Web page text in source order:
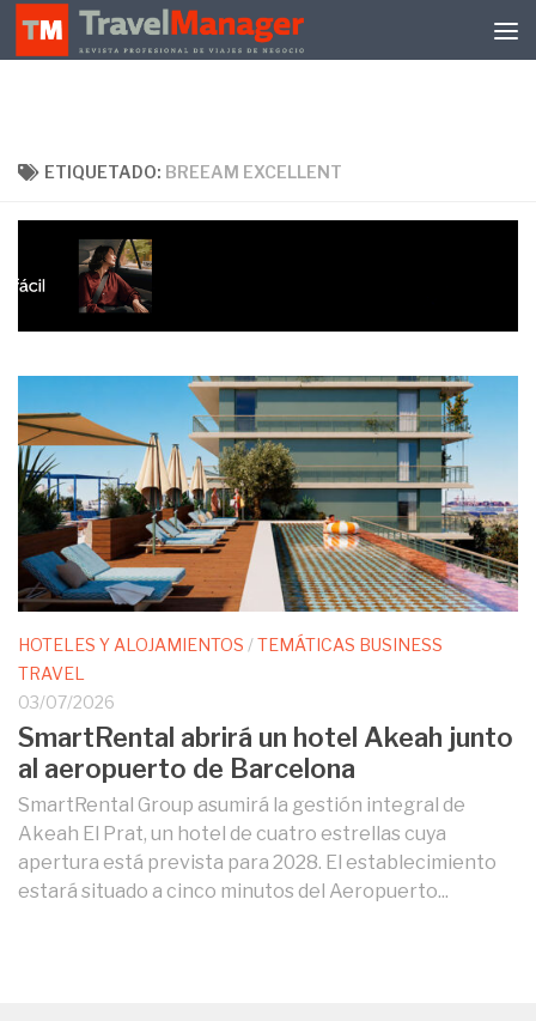
Debajo del contenido
ETIQUETADO: BREEAM EXCELLENT
HOTELES Y ALOJAMIENTOS /TEMÁTICAS BUSINESS
TRAVEL
03/07/2026
SmartRental abrirá un hotel Akeah junto
al aeropuerto de Barcelona
SmartRental Group asumirá la gestión integral de
Akeah El Prat, un hotel de cuatro estrellas cuya
apertura está prevista para 2028. El establecimiento
estará situado a cinco minutos del Aeropuerto...